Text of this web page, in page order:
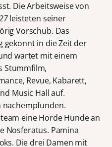
Die Arbeitsweise von
leisteten seiner
Vorschub. Das
gekonnt in die Zeit der
wartet mit einem
Stummfilm,
Revue, Kabarett,
Music Hall auf.
nachempfunden.
eine Horde Hunde an
Nosferatus. Pamina
Die drei Damen mit